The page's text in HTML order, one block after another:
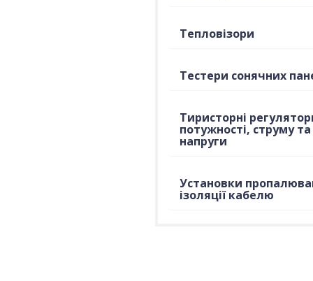
Тепловізори
Тестери сонячних
Тиристорні
потужності, струму та
напруги
Установки
ізоляції кабелю